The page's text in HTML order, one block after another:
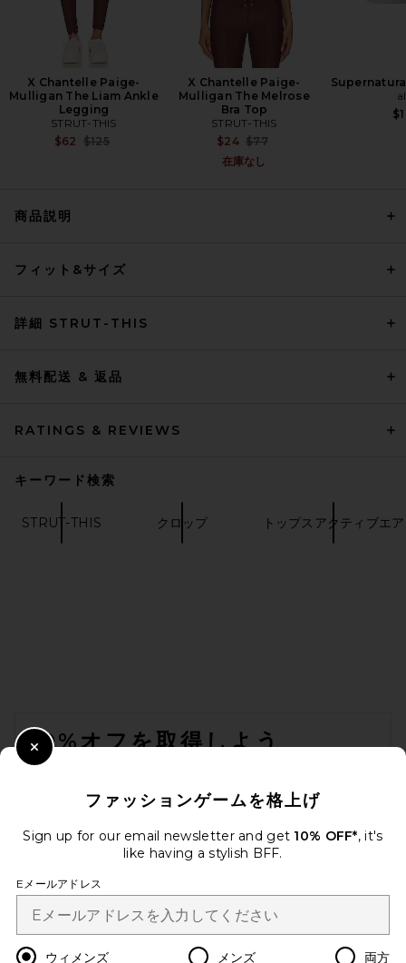
$136
前の価格:
$208
BALMAIN Ribbed Knit Bolero
X Chantelle Paige-
Mulligan The Liam Ankle
Legging
STRUT-THIS
$62 Previous price:
$125
X Chantelle Paige-
Mulligan The Melrose
Bra Top
STRUT-THIS
$24 Previous price:
$77
在庫なし
商品説明
フィット&サイズ
詳細 STRUT-THIS
無料配送 & 返品
RATINGS & REVIEWS
キーワード検索
STRUT-THIS クロップ トップスアクティブエア
10%オフを取得しよう
プライバシーポリシー
Change Country Regions
ja USD
ファッションゲームを格上げ
Sign up for our email newsletter and get 10% OFF*, it's
like having a stylish BFF.
Eメールアドレス
ウィメンズ メンズ 両方
Close Modal